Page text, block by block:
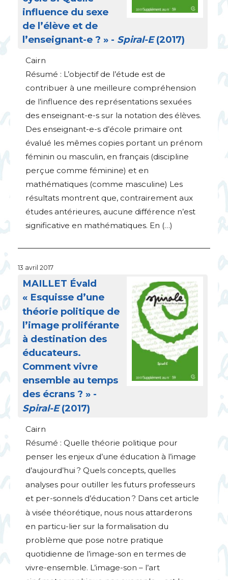
influence du sexe
de l’élève et de
l’enseignant-e ? » - Spiral-E(2017)
Cairn
Résumé : L’objectif de l’étude est de
contribuer à une meilleure compréhension
de l’influence des représentations sexuées
des enseignant-e-s sur la notation des élèves.
Des enseignant-e-s d’école primaire ont
évalué les mêmes copies portant un prénom
féminin ou masculin, en français (discipline
perçue comme féminine) et en
mathématiques (comme masculine) Les
résultats montrent que, contrairement aux
études antérieures, aucune différence n’est
significative en mathématiques. En (…)
13 avril 2017
MAILLET Évald
« Esquisse d’une
théorie politique de
l’image proliférante
à destination des
éducateurs.
Comment vivre
ensemble au temps
des écrans ? » -
Spiral-E(2017)
Cairn
Résumé : Quelle théorie politique pour
penser les enjeux d’une éducation à l’image
d’aujourd’hui ? Quels concepts, quelles
analyses pour outiller les futurs professeurs
et per-sonnels d’éducation ? Dans cet article
à visée théorétique, nous nous attarderons
en particu-lier sur la formalisation du
problème que pose notre pratique
quotidienne de l’image-son en termes de
vivre-ensemble. L’image-son – l’art